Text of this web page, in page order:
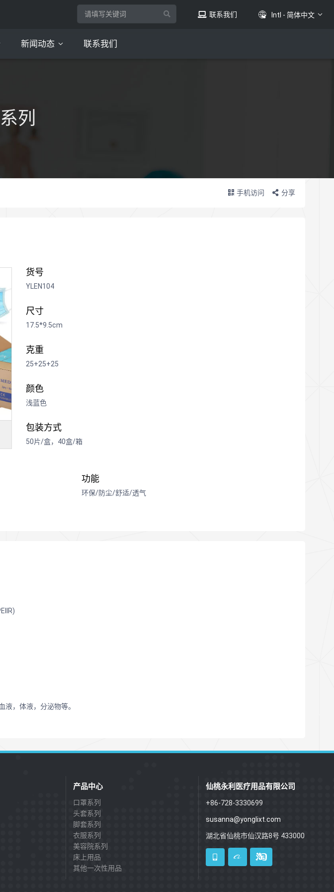
联系我们 Intl - 简体中文
新闻动态 联系我们
列
手机访问 分享
货号
YLEN104
尺寸
17.5*9.5cm
克重
25+25+25
颜色
浅蓝色
包装方式
50片/盒，40盒/箱
功能
环保/防尘/舒适/透气
，体液，分泌物等。
产品中心
口罩系列
头套系列
脚套系列
衣服系列
美容院系列
床上用品
其他一次性用品
仙桃永利医疗用品有限公司
+86-728-3330699
susanna@yonglixt.com
湖北省仙桃市仙汉路8号 433000